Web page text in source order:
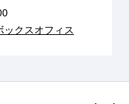
ックスオフィス